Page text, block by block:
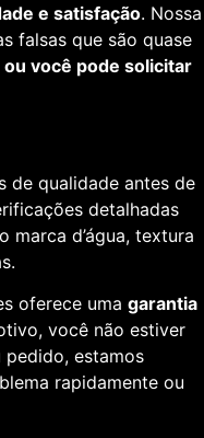
e satisfação. Nossa
falsas que são quase
ou você pode solicitar
de qualidade antes de
detalhadas
marca d’água, textura
oferece uma garantia
você não estiver
estamos
rapidamente ou